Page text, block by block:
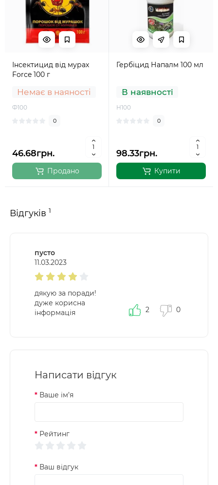
Інсектицид від мурах
Force 100 г
Немає в наяності
Ф100
0
46.68грн.
Продано
Гербіцид Напалм 100 мл
В наявності
Н100
0
98.33грн.
Купити
Відгуків 1
пусто
11.03.2023
дякую за поради!
дуже корисна
інформація
2 0
Написати відгук
Ваше ім’я
Рейтинг
Ваш відгук